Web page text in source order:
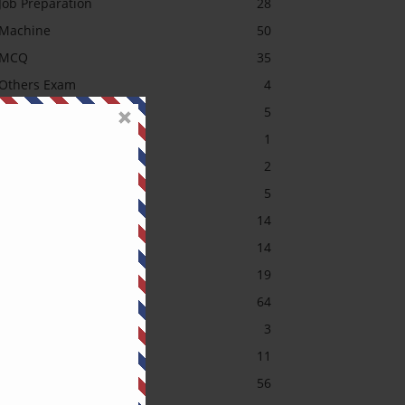
Job Preparation
28
Machine
50
MCQ
35
Others Exam
4
5
1
2
5
14
14
19
64
3
11
56